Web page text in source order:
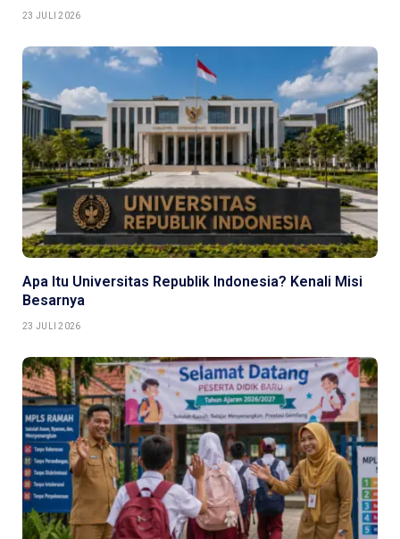
23 JULI 2026
Apa Itu Universitas Republik Indonesia? Kenali Misi
Besarnya
23 JULI 2026